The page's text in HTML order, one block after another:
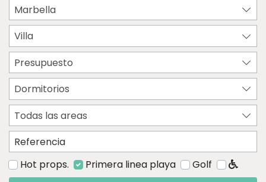
Marbella
Villa
Presupuesto
Dormitorios
Todas las areas
Hot props. Primera linea playa
Golf